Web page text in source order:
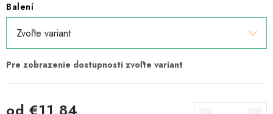
Balení
od €11,84